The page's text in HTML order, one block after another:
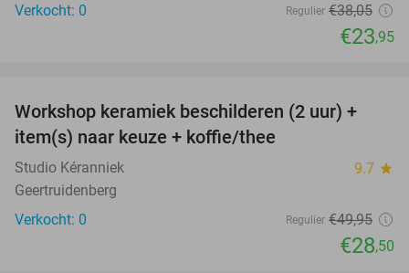
Verkocht: 0
Regulier €38,05
€23,95
43%
TODAY
Workshop keramiek beschilderen (2 uur) +
item(s) naar keuze + koffie/thee
Studio Kéranniek 9.7 star
Geertruidenberg
Verkocht: 0
Regulier €49,95
€28,50